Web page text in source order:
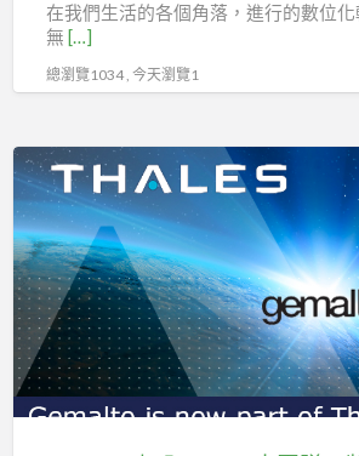
作？
在我們生活的各個角落，進行的數位
無 […]
總瀏覽1034 , 今天瀏覽1
Gemalto
入
Thales
大
團
隊，
將
資